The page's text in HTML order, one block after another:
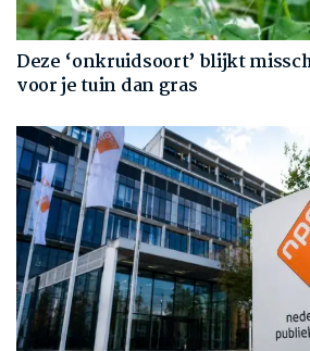
Deze ‘onkruidsoort’ blijkt
voor je tuin dan gras